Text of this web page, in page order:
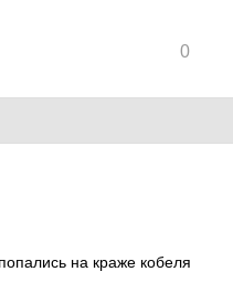
0
на краже кобеля